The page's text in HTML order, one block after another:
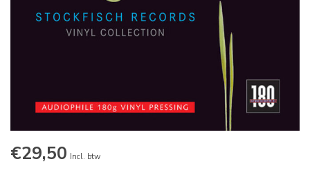
€29,50 Incl. btw